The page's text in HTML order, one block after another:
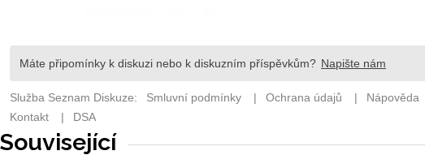
Související